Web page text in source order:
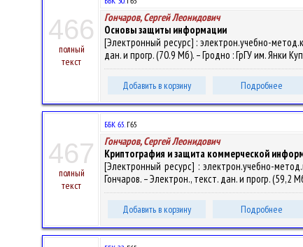
466
полный
текст
Гончаров, Сергей Леонидович
Основы защиты информации
[Электронный ресурс] : электрон.учебно-
дан. и прогр. (70.9 Мб). – Гродно : ГрГУ им. Янки
Добавить в корзину Подробнее
467
полный
текст
ББК 65.Г65
Гончаров, Сергей Леонидович
Криптография и защита коммерческой
[Электронный ресурс] : электрон.учебно-
Гончаров. – Электрон., текст. дан. и прогр. (59,2
Добавить в корзину Подробнее